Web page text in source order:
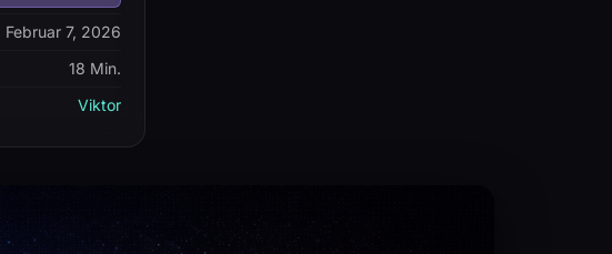
Februar 7, 2026
18 Min.
Viktor